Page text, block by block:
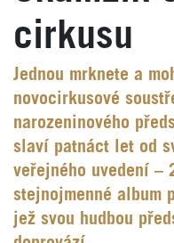
cirkusu
Jednou mrknete a
novocirkusové
narozeninového
slaví patnáct let od
veřejného uvedení –
stejnojmenné album
jež svou hudbou